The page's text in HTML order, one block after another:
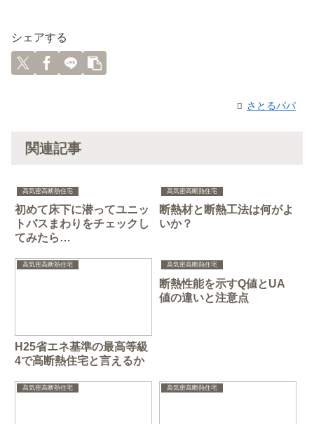
シェアする
さとるパパ
関連記事
高気密高断熱住宅
初めて床下に潜ってユニッ
トバスまわりをチェックし
てみたら…
高気密高断熱住宅
断熱材と断熱工法は何がよ
いか？
高気密高断熱住宅
H25省エネ基準の最高等級
4で高断熱住宅と言えるか
高気密高断熱住宅
断熱性能を示すQ値とUA
値の違いと注意点
高気密高断熱住宅 高気密高断熱住宅